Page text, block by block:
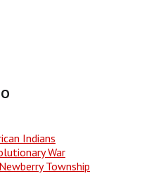
Indians
War
Township